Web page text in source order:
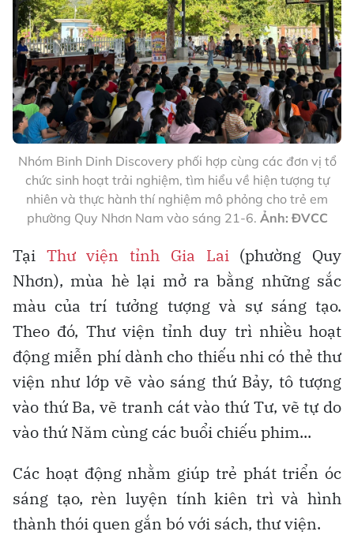
Nhóm Binh Dinh Discovery phối hợp cùng các đơn vị tổ
chức sinh hoạt trải nghiệm, tìm hiểu về hiện tượng tự
nhiên và thực hành thí nghiệm mô phỏng cho trẻ em
phường Quy Nhơn Nam vào sáng 21-6. Ảnh: ĐVCC
Tại Thư viện tỉnh Gia Lai(phường Quy
Nhơn), mùa hè lại mở ra bằng những sắc
màu của trí tưởng tượng và sự sáng tạo.
Theo đó, Thư viện tỉnh duy trì nhiều hoạt
động miễn phí dành cho thiếu nhi có thẻ thư
viện như lớp vẽ vào sáng thứ Bảy, tô tượng
vào thứ Ba, vẽ tranh cát vào thứ Tư, vẽ tự do
vào thứ Năm cùng các buổi chiếu phim...
Các hoạt động nhằm giúp trẻ phát triển óc
sáng tạo, rèn luyện tính kiên trì và hình
thành thói quen gắn bó với sách, thư viện.